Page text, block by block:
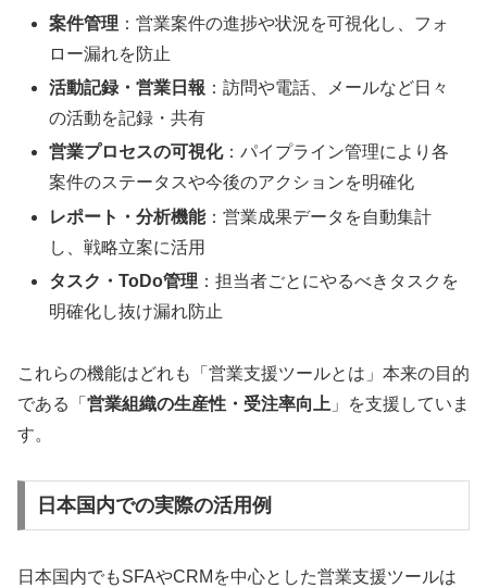
案件管理 ：営業案件の進捗や状況を可視化し、フォ
ロー漏れを防止
活動記録・営業日報 ：訪問や電話、メールなど日々
の活動を記録・共有
営業プロセスの可視化：パイプライン管理により各
案件のステータスや今後のアクションを明確化
レポート・分析機能：営業成果データを自動集計
し、戦略立案に活用
タスク・ToDo管理 ：担当者ごとにやるべきタスクを
明確化し抜け漏れ防止
これらの機能はどれも「営業支援ツールとは」本来の目的
である「 営業組織の生産性・受注率向上 」を支援していま
す。
日本国内での実際の活用例
日本国内でもSFAやCRMを中心とした営業支援ツールは